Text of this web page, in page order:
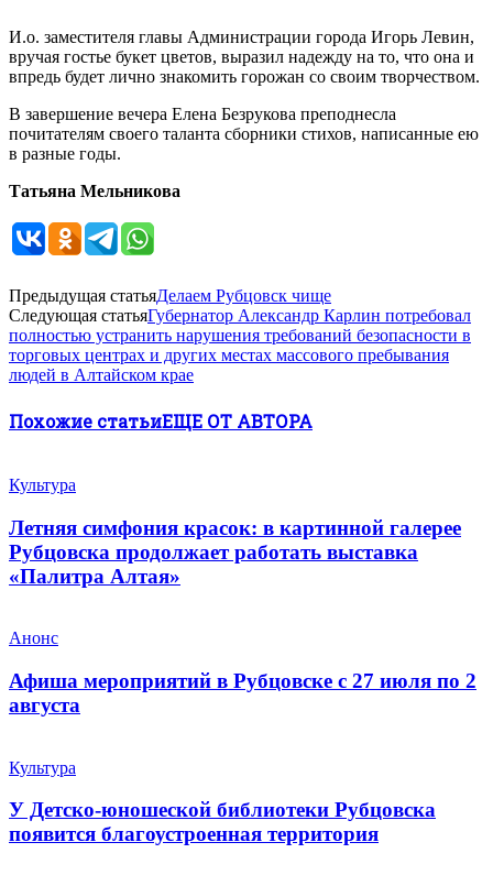
И.о. заместителя главы Администрации города Игорь Левин,
вручая гостье букет цветов, выразил надежду на то, что она и
впредь будет лично знакомить горожан со своим творчеством.
В завершение вечера Елена Безрукова преподнесла
почитателям своего таланта сборники стихов, написанные ею
в разные годы.
Татьяна Мельникова
Предыдущая статьяДелаем Рубцовск чище
Следующая статьяГубернатор Александр Карлин потребовал
полностью устранить нарушения требований безопасности в
торговых центрах и других местах массового пребывания
людей в Алтайском крае
Похожие статьиЕЩЕ ОТ АВТОРА
Культура
Летняя симфония красок: в картинной галерее
Рубцовска продолжает работать выставка
«Палитра Алтая»
Анонс
Афиша мероприятий в Рубцовске с 27 июля по 2
августа
Культура
У Детско-юношеской библиотеки Рубцовска
появится благоустроенная территория